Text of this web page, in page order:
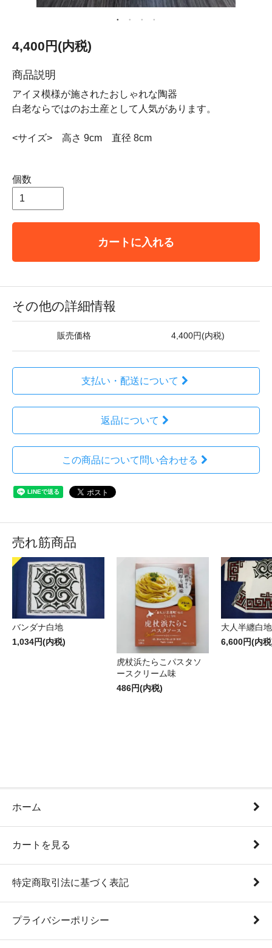
4,400円(内税)
商品説明
アイヌ模様が施されたおしゃれな陶器
白老ならではのお土産として人気があります。
<サイズ> 高さ 9cm 直径 8cm
個数
カートに入れる
その他の詳細情報
販売価格 4,400円(内税)
支払い・配送について
返品について
この商品について問い合わせる
売れ筋商品
バンダナ白地
1,034円(内税)
虎杖浜たらこパスタソ
ースクリーム味
486円(内税)
大人半纏白地
6,600円(内
ホーム
カートを見る
特定商取引法に基づく表記
プライバシーポリシー